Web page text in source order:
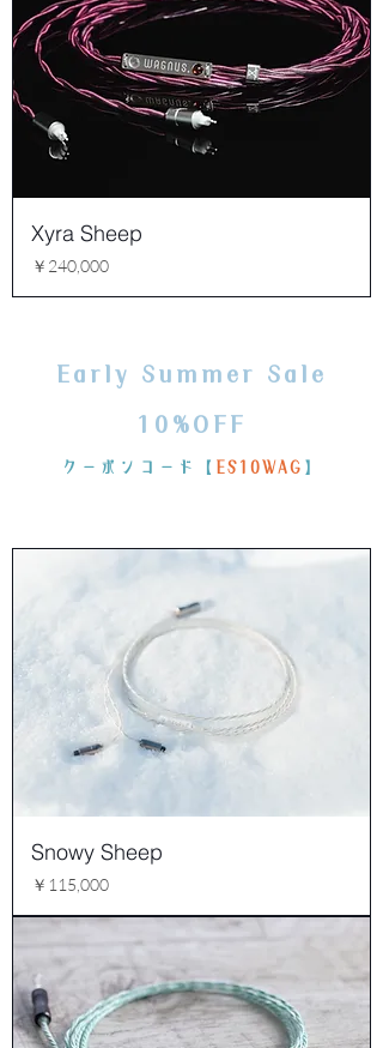
Xyra Sheep
価格
￥240,000
Early Summer Sale
10%OFF
​クーポンコード【 ES10WAG 】
Snowy Sheep
価格
￥115,000